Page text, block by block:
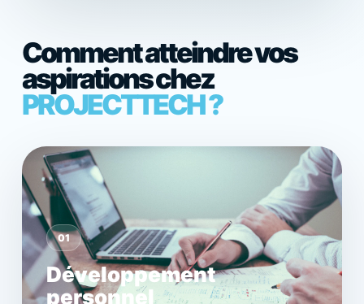
Comment atteindre vos
aspirations chez
PROJECTTECH ?
01
Développement
personnel